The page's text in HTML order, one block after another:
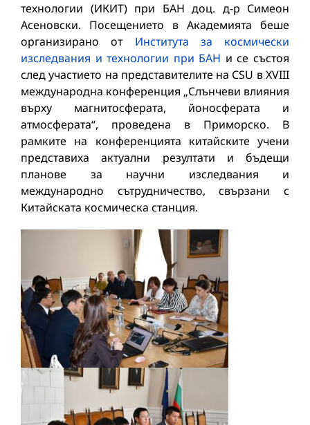
технологии (ИКИТ) при БАН доц. д-р Симеон
Асеновски. Посещението в Академията беше
организирано от Института за космически
изследвания и технологии при БАН и се състоя
след участието на представителите на CSU в XVIII
международна конференция „Слънчеви влияния
върху магнитосферата, йоносферата и
атмосферата“, проведена в Приморско. В
рамките на конференцията китайските учени
представиха актуални резултати и бъдещи
планове за научни изследвания и
международно сътрудничество, свързани с
Китайската космическа станция.